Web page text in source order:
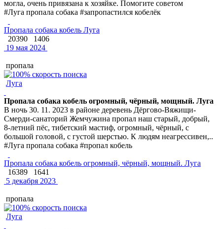
могла, очень привязана к хозяйке. Помогите советом
#Луга пропала собака #запропастился кобелёк
Пропала собака кобель Луга
20390
1406
19 мая 2024
пропала
Луга
Пропала собака кобель огромный, чёрный, мощный. Луга
В ночь 30. 11. 2023 в районе деревень Дёргово-Вяжищи-
Смерди-санаторий Жемчужина пропал наш старый, добрый,
8-летний пёс, тибетский мастиф, огромный, чёрный, с
большой головой, с густой шерстью. К людям неагрессивен,..
#Луга пропала собака #пропал кобель
Пропала собака кобель огромный, чёрный, мощный. Луга
16389
1641
5 декабря 2023
пропала
Луга